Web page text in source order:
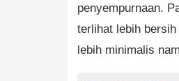
penyempurnaan.
terlihat lebih
lebih minimalis